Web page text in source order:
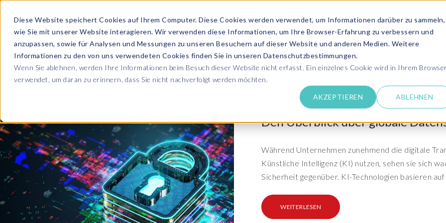
Diese Website speichert Cookies auf Ihrem Computer. Diese Cookies werden verwendet, um Informationen darüber zu sammeln,
wie Sie mit unserer Website interagieren. Wir verwenden diese Informationen, um Ihre Browser-Erfahrung zu verbessern und
anzupassen, sowie für Analysen und Messungen zu unseren Besuchern auf dieser Website und anderen Medien. Weitere
Informationen zu den von uns verwendeten Cookies finden Sie in unseren Datenschutzbestimmungen.
Wenn Sie ablehnen, werden Ihre Informationen beim Besuch dieser Website nicht erfasst. Ein einzelnes Cookie wird in Ihrem
verwendet, um daran zu erinnern, dass Sie nicht nachverfolgt werden möchten.
AKZEPTIEREN ABLEHNEN
PRODUKTE
Datenschutz & Sicherheit
Data Privacy Suite
Data Secure™
Data Disclose™
HCM Productivity Suite
Document Builder™
SERVICES
SAP HCM & Payroll
Transformation mit PRISM™
SAP® SuccessFactors®
Integration Monitoring
Payroll reporting
Transformation
Transformation zu SAP
System Landscape Optimization
(SLO)
ANGEBOT ANFRAGEN MEDIATHEK
Lesen Sie alle Updates zu SAP SLO, SAP HCM, Datenschutz &
Webinare
Lernen Sie von unseren Experten in Live und On-Demand
Webinaren
E-Books, Whitepaper & mehr...
Entdecken Sie unsere E-Books, Whitepaper usw. zum Download
Videos
Verbessern Sie Ihr SAP Know-how mit unseren Videos
Success
Lernen Sie aus
Schulungen
Finden Sie die
ÜBER UNS
Wer wir sind
Unsere Kultur
Karriere
Partner
Kontaktieren Sie uns
Support
News
Events
SIE UNS
Den Überblick über globale
Während Unternehmen zunehmend die digitale
Künstliche Intelligenz (KI) nutzen, sehen sie sich
Sicherheit gegenüber. KI-Technologien basieren auf
WEITERLESEN